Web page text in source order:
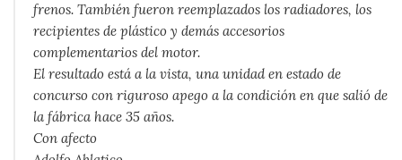
frenos. También fueron reemplazados los radiadores, los
recipientes de plástico y demás accesorios
complementarios del motor.
El resultado está a la vista, una unidad en estado de
concurso con riguroso apego a la condición en que salió de
la fábrica hace 35 años.
Con afecto